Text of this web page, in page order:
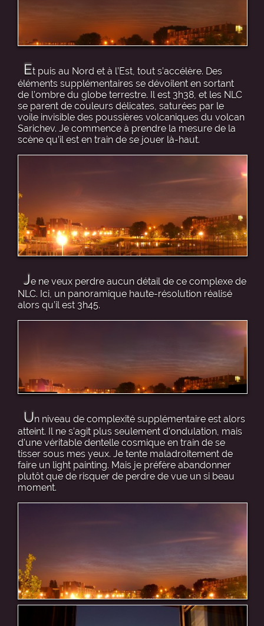
Et puis au Nord et à l’Est, tout s’accélère. Des
éléments supplémentaires se dévoilent en sortant
de l’ombre du globe terrestre. Il est 3h38, et les NLC
se parent de couleurs délicates, saturées par le
voile invisible des poussières volcaniques du volcan
Sarichev. Je commence à prendre la mesure de la
scène qu’il est en train de se jouer là-haut.
Je ne veux perdre aucun détail de ce complexe de
NLC. Ici, un panoramique haute-résolution réalisé
alors qu’il est 3h45.
Un niveau de complexité supplémentaire est alors
atteint. Il ne s’agit plus seulement d’ondulation, mais
d’une véritable dentelle cosmique en train de se
tisser sous mes yeux. Je tente maladroitement de
faire un light painting. Mais je préfère abandonner
plutôt que de risquer de perdre de vue un si beau
moment.